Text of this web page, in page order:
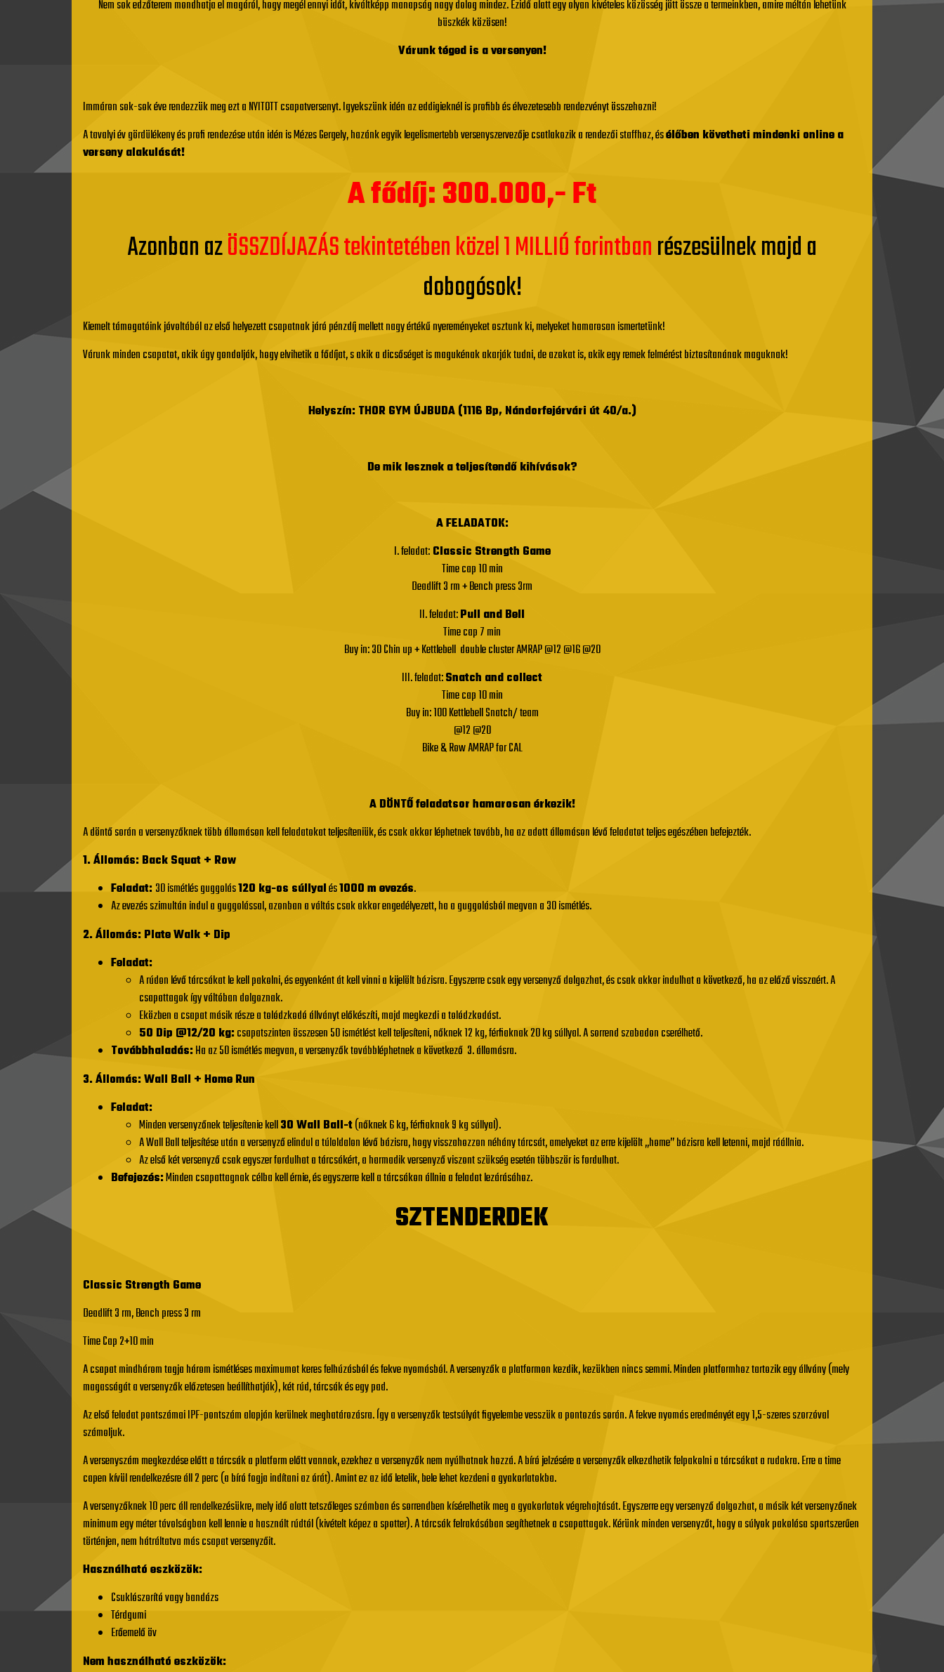
Nem sok edzőterem mondhatja el magáról, hogy megél ennyi időt, kiváltképp manapság nagy dolog mindez. Ezidő alatt egy olyan kivételes közösség jött össze a termeinkben, amire méltán lehetünk
büszkék közösen!
Várunk téged is a versenyen!
Immáron sok-sok éve rendezzük meg ezt a NYITOTT csapatversenyt. Igyekszünk idén az eddigieknél is profibb és élvezetesebb rendezvényt összehozni!
A tavalyi év gördülékeny és profi rendezése után idén is Mézes Gergely, hazánk egyik legelismertebb versenyszervezője csatlakozik a rendezői staffhoz, ésélőben követheti mindenki online a
verseny alakulását!
A fődíj: 300.000,- Ft
Azonban azÖSSZDÍJAZÁS tekintetében közel 1 MILLIÓ forintbanrészesülnek majd a
dobogósok!
Kiemelt támogatóink jóvoltából az első helyezett csapatnak járó pénzdíj mellett nagy értékű nyereményeket osztunk ki, melyeket hamarosan ismertetünk!
Várunk minden csapatot, akik úgy gondolják, hogy elvihetik a fődíjat, s akik a dicsőséget is magukénak akarják tudni, de azokat is, akik egy remek felmérést biztosítanának maguknak!
Helyszín: THOR GYM ÚJBUDA (1116 Bp, Nándorfejérvári út 40/a.)
De mik lesznek a teljesítendő kihívások?
A FELADATOK:
I. feladat:Classic Strength Game
Time cap 10 min
Deadlift 3 rm + Bench press 3rm
II. feladat:Pull and Bell
Time cap 7 min
Buy in: 30 Chin up + Kettlebell double cluster AMRAP @12 @16 @20
III. feladat:Snatch and collect
Time cap 10 min
Buy in: 100 Kettlebell Snatch/ team
@12 @20
Bike & Row AMRAP for CAL
A DÖNTŐ feladatsor hamarosan érkezik!
A döntő során a versenyzőknek több állomáson kell feladatokat teljesíteniük, és csak akkor léphetnek tovább, ha az adott állomáson lévő feladatot teljes egészében befejezték.
1. Állomás: Back Squat + Row
Feladat: 30 ismétlés guggolás120 kg-os súllyalés1000 m evezés.
Az evezés szimultán indul a guggolással, azonban a váltás csak akkor engedélyezett, ha a guggolásból megvan a 30 ismétlés.
2. Állomás: Plate Walk + Dip
Feladat:
A rúdon lévő tárcsákat le kell pakolni, és egyenként át kell vinni a kijelölt bázisra. Egyszerre csak egy versenyző dolgozhat, és csak akkor indulhat a következő, ha az előző visszaért. A
csapattagok így váltóban dolgoznak.
Eközben a csapat másik része a tolódzkodó állványt előkészíti, majd megkezdi a tolódzkodást.
50 Dip @12/20 kg:csapatszinten összesen 50 ismétlést kell teljesíteni, nőknek 12 kg, férfiaknak 20 kg súllyal. A sorrend szabadon cserélhető.
Továbbhaladás:Ha az 50 ismétlés megvan, a versenyzők továbbléphetnek a következő 3. állomásra.
3. Állomás: Wall Ball + Home Run
Feladat:
Minden versenyzőnek teljesítenie kell30 Wall Ball-t(nőknek 6 kg, férfiaknak 9 kg súllyal).
A Wall Ball teljesítése után a versenyző elindul a túloldalon lévő bázisra, hogy visszahozzon néhány tárcsát, amelyeket az erre kijelölt „home” bázisra kell letenni, majd ráállnia.
Az első két versenyző csak egyszer fordulhat a tárcsákért, a harmadik versenyző viszont szükség esetén többször is fordulhat.
Befejezés:Minden csapattagnak célba kell érnie, és egyszerre kell a tárcsákon állnia a feladat lezárásához.
SZTENDERDEK
Classic Strength Game
Deadlift 3 rm, Bench press 3 rm
Time Cap 2+10 min
A csapat mindhárom tagja három ismétléses maximumot keres felhúzásból és fekve nyomásból. A versenyzők a platformon kezdik, kezükben nincs semmi. Minden platformhoz tartozik egy állvány (mely
magasságát a versenyzők előzetesen beállíthatják), két rúd, tárcsák és egy pad.
Az első feladat pontszámai IPF-pontszám alapján kerülnek meghatározásra. Így a versenyzők testsúlyát figyelembe vesszük a pontozás során. A fekve nyomás eredményét egy 1,5-szeres szorzóval
számoljuk.
A versenyszám megkezdése előtt a tárcsák a platform előtt vannak, ezekhez a versenyzők nem nyúlhatnak hozzá. A bíró jelzésére a versenyzők elkezdhetik felpakolni a tárcsákat a rudakra. Erre a time
capen kívül rendelkezésre áll 2 perc (a bíró fogja indítani az órát). Amint ez az idő letelik, bele lehet kezdeni a gyakorlatokba.
A versenyzőknek 10 perc áll rendelkezésükre, mely idő alatt tetszőleges számban és sorrendben kísérelhetik meg a gyakorlatok végrehajtását. Egyszerre egy versenyző dolgozhat, a másik két versenyzőnek
minimum egy méter távolságban kell lennie a használt rúdtól (kivételt képez a spotter). A tárcsák felrakásában segíthetnek a csapattagok. Kérünk minden versenyzőt, hogy a súlyok pakolása sportszerűen
történjen, nem hátráltatva más csapat versenyzőit.
Használható eszközök:
Csuklószorító vagy bandázs
Térdgumi
Erőemelő öv
Nem használható eszközök: